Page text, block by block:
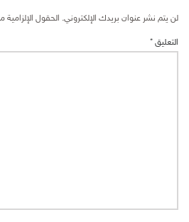
لن يتم نشر عنوان بريدك الإلكتروني. الحقول الإلزامية
التعليق *